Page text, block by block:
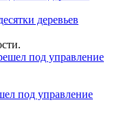
деревьев
под управление